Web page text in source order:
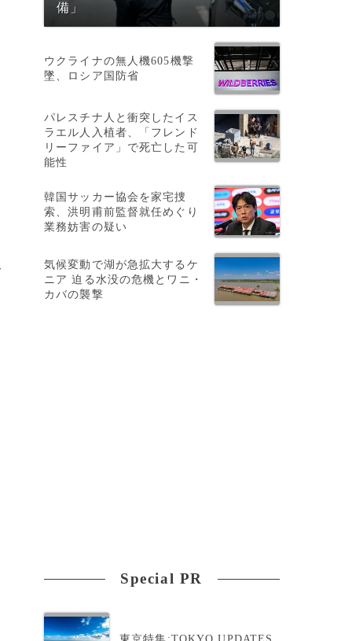
備」
ウクライナの無人機605機撃
墜、ロシア国防省
パレスチナ人と衝突したイス
ラエル人入植者、「フレンド
リーファイア」で死亡した可
能性
韓国サッカー協会を家宅捜
索、洪明甫前監督就任めぐり
業務妨害の疑い
気候変動で湖が急拡大するケ
ニア 迫る水没の危機とワニ・
カバの襲撃
Special PR
東京特集:TOKYO UPDATES